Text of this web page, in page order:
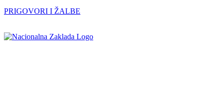
PRIGOVORI I ŽALBE